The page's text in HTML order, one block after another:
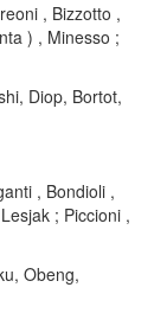
, Bizzotto ,
) , Minesso ;
Diop, Bortot,
, Bondioli ,
; Piccioni ,
Obeng,